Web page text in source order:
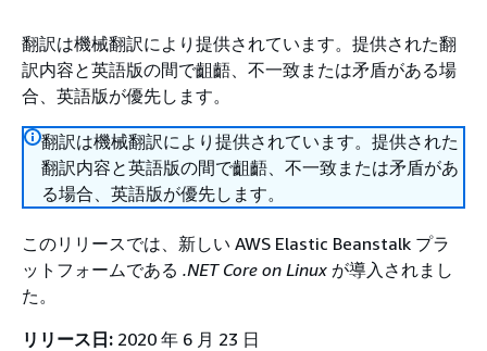
翻訳は機械翻訳により提供されています。提供された翻
訳内容と英語版の間で齟齬、不一致または矛盾がある場
合、英語版が優先します。
翻訳は機械翻訳により提供されています。提供された
翻訳内容と英語版の間で齟齬、不一致または矛盾があ
る場合、英語版が優先します。
このリリースでは、新しい AWS Elastic Beanstalk プラ
ットフォームである .NET Core on Linux が導入されまし
た。
リリース日: 2020 年 6 月 23 日